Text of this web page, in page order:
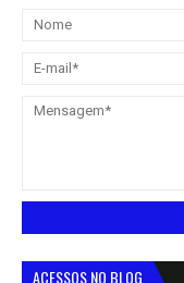
ACESSOS NO BLOG